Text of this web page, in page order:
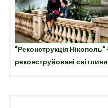
"Реконструкція Нікополь"
реконструйовані